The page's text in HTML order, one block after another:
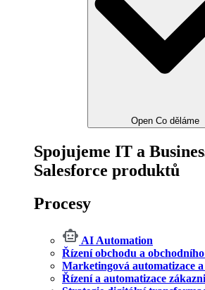
Open Co děláme
Spojujeme IT a
Salesforce produktů
Procesy
AI Automation
Řízení obchodu a
Marketingová automatizace
Řízení a automatizace